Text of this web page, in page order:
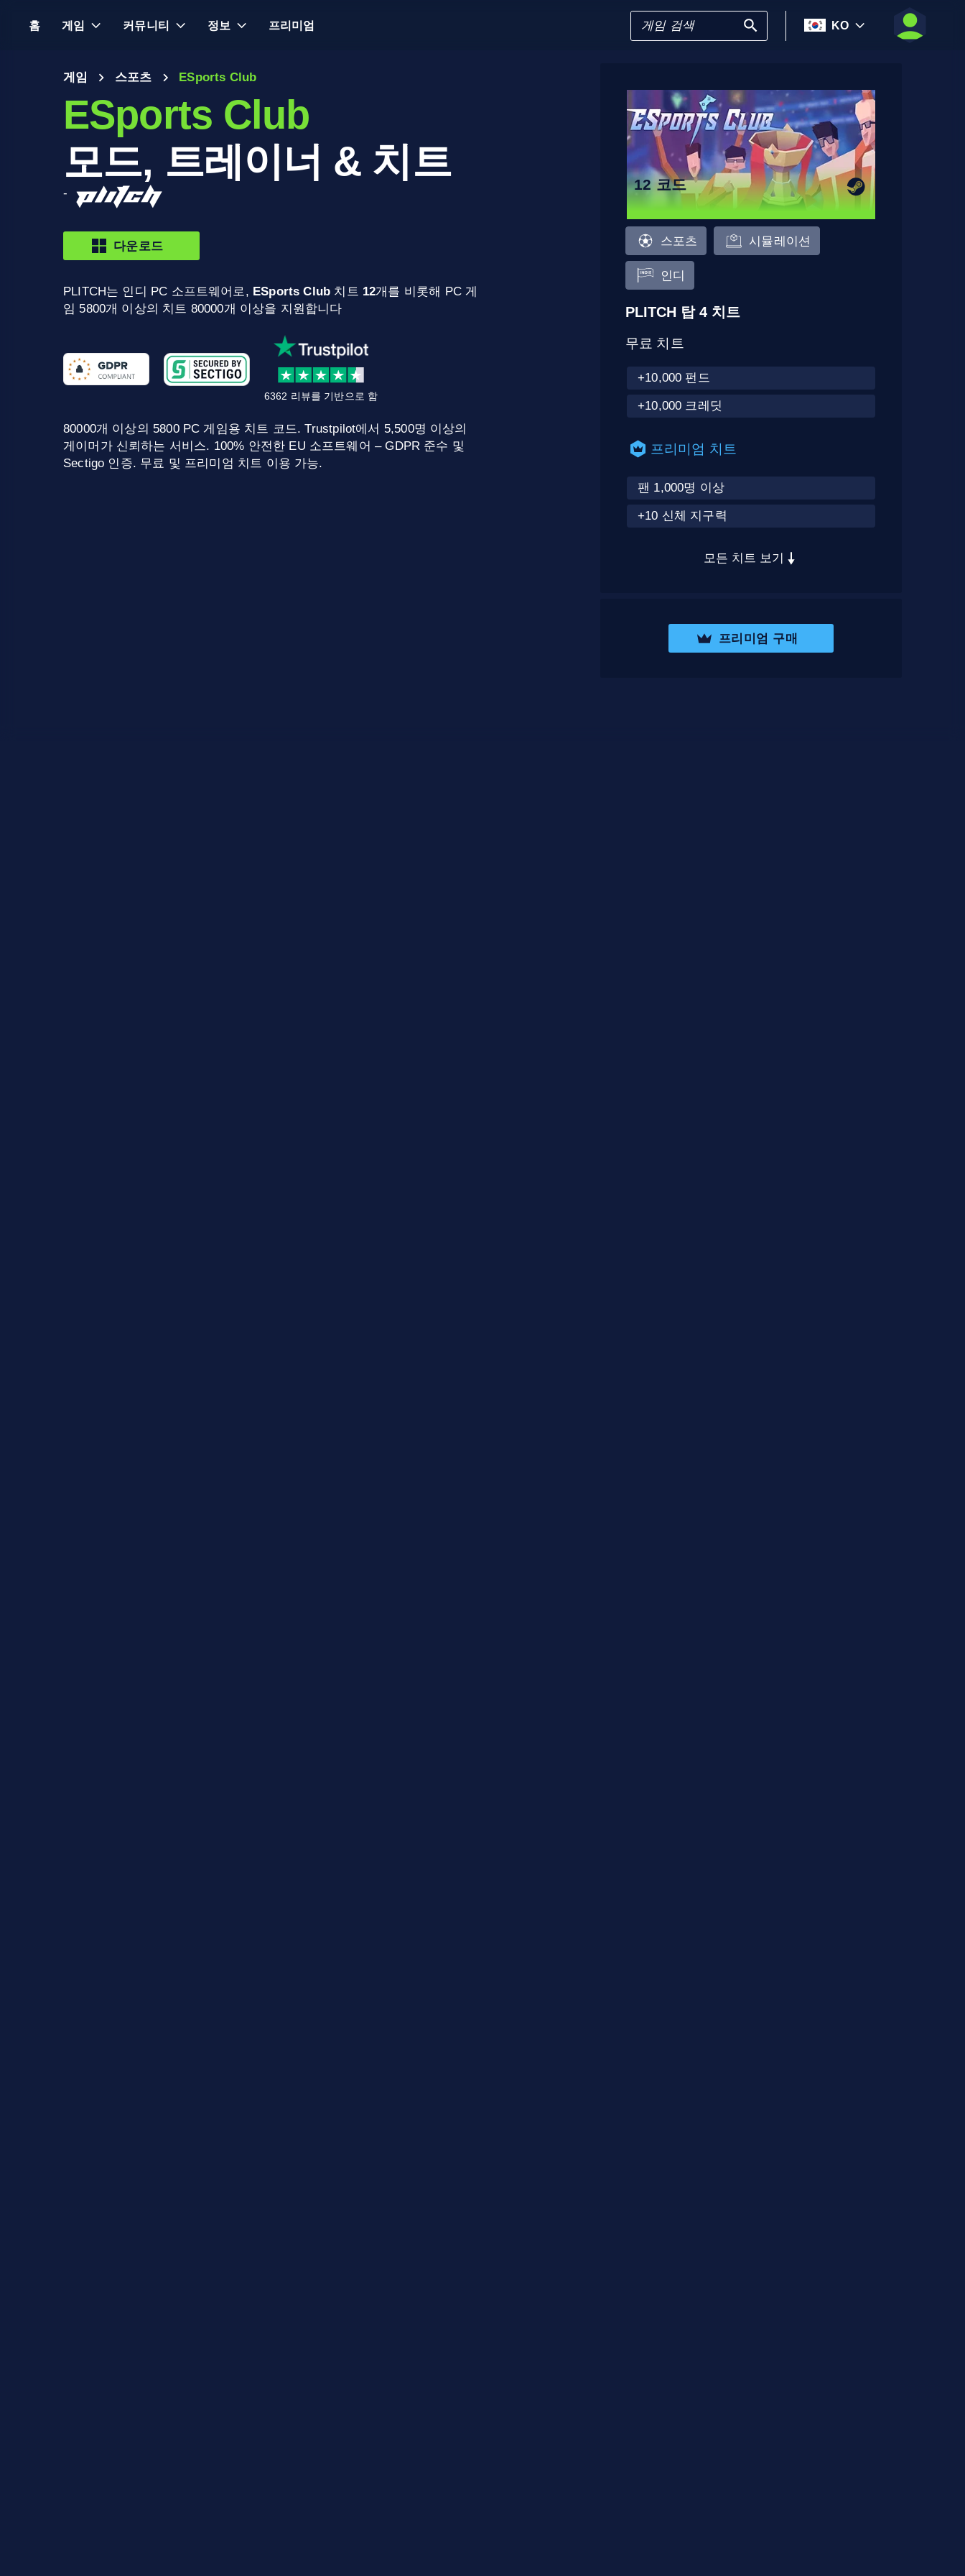
홈 게임 커뮤니티 정보 프리미엄 KO
게임 스포츠 ESports Club
ESports Club
모드, 트레이너 & 치트
-
다운로드
PLITCH는 인디 PC 소프트웨어로, ESports Club 치트 12개를 비롯해 PC 게
임 5800개 이상의 치트 80000개 이상을 지원합니다
6362 리뷰를 기반으로 함
80000개 이상의 5800 PC 게임용 치트 코드. Trustpilot에서 5,500명 이상의
게이머가 신뢰하는 서비스. 100% 안전한 EU 소프트웨어 – GDPR 준수 및
Sectigo 인증. 무료 및 프리미엄 치트 이용 가능.
12 코드
스포츠 시뮬레이션
인디
PLITCH 탑 4 치트
무료 치트
+10,000 펀드
+10,000 크레딧
프리미엄 치트
팬 1,000명 이상
+10 신체 지구력
모든 치트 보기
프리미엄 구매